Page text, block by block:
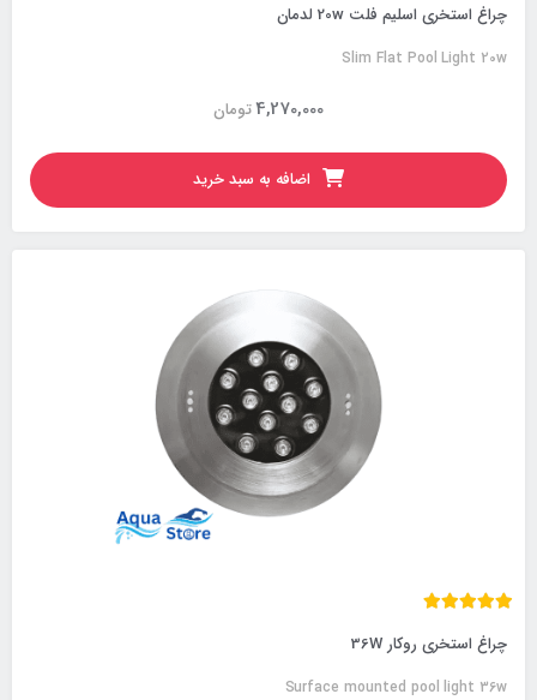
چراغ استخری اسلیم فلت 20w لدمان
Slim Flat Pool Light 20w
تومان4,270,000
اضافه به سبد خرید
چراغ استخری روکار 36W
Surface mounted pool light 36w